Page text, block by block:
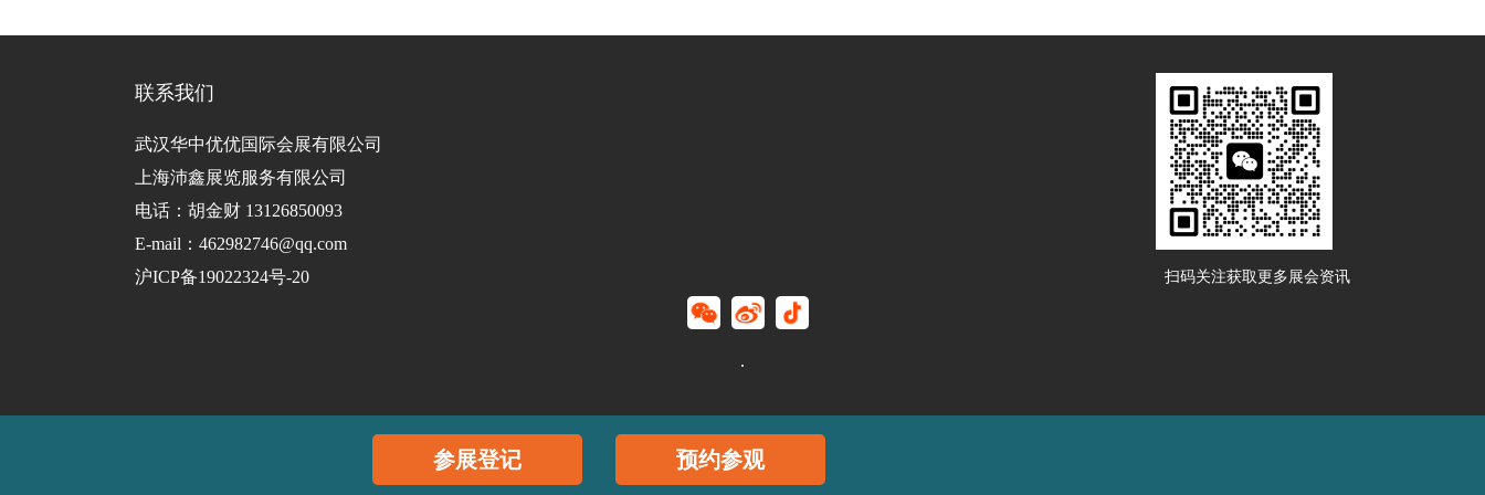
联系我们
武汉华中优优国际会展有限公司
上海沛鑫展览服务有限公司
电话：胡金财 13126850093
E-mail：462982746@qq.com
沪ICP备19022324号-20
扫码关注获取更多展会资讯
.
参展登记 预约参观